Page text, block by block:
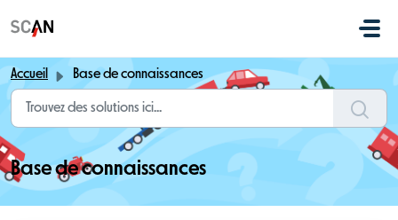
Accueil Base de connaissances
Base de connaissances